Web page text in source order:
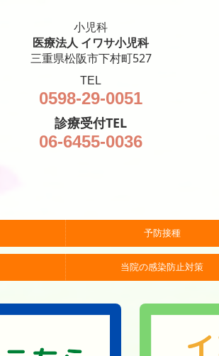
小児科
医療法人 イワサ小児科
三重県松阪市下村町527
TEL
0598-29-0051
診療受付TEL
06-6455-0036
予防接種
当院の感染防止対策